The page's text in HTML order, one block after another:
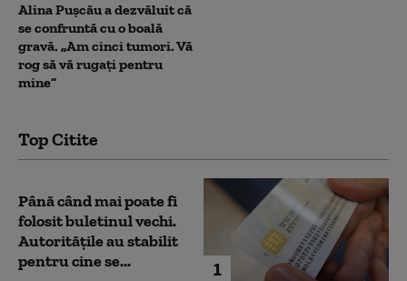
Alina Pușcău a dezvăluit că
se confruntă cu o boală
gravă. „Am cinci tumori. Vă
rog să vă rugați pentru
mine”
Top Citite
1
Până când mai poate fi
folosit buletinul vechi.
Autoritățile au stabilit
pentru cine se...